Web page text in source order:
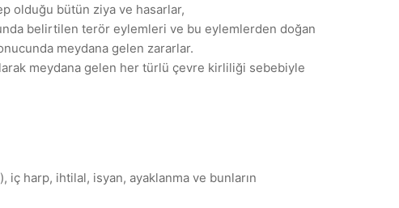
olduğu bütün ziya ve hasarlar,
belirtilen terör eylemleri ve bu eylemlerden doğan
meydana gelen zararlar.
meydana gelen her türlü çevre kirliliği sebebiyle
iç harp, ihtilal, isyan, ayaklanma ve bunların